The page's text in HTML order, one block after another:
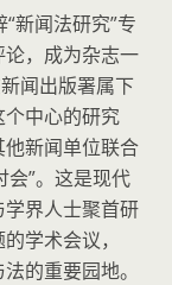
新闻法研究”专
，成为杂志一
闻出版署属下
中心的研究
新闻单位联合
会”。这是现代
界人士聚首研
学术会议，
的重要园地。